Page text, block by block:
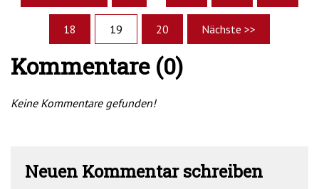
18 19 20 Nächste >>
Kommentare (0)
Keine Kommentare gefunden!
Neuen Kommentar schreiben